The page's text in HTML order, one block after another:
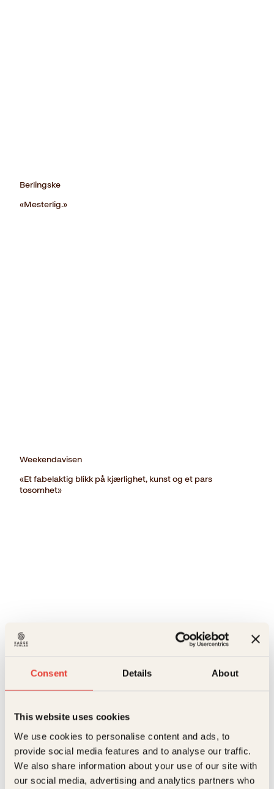
Consent Details About
This website uses cookies
We use cookies to personalise content and ads, to
provide social media features and to analyse our traffic.
We also share information about your use of our site with
our social media, advertising and analytics partners who
Last ned forside
Berlingske
«Mesterlig.»
Weekendavisen
«Et fabelaktig blikk på kjærlighet, kunst og et pars
tosomhet»
Kristina Quintano, Transit magasin